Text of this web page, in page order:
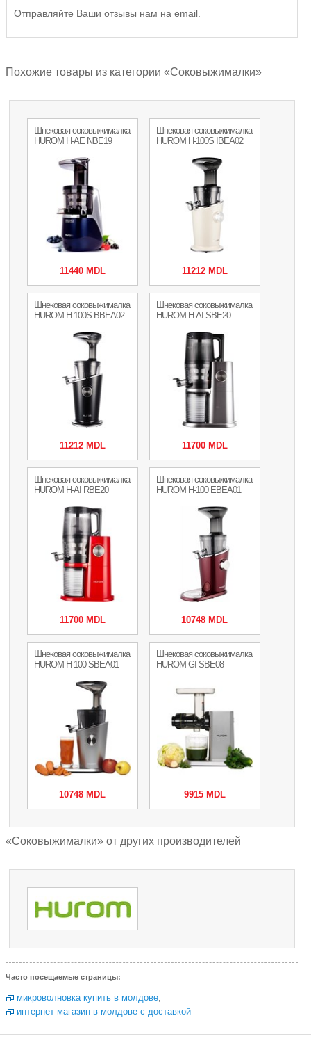
Отправляйте Ваши отзывы нам на email.
Похожие товары из категории «Соковыжималки»
Шнековая соковыжималка
HUROM H-AE NBE19
11440 MDL
Шнековая соковыжималка
HUROM H-100S IBEA02
11212 MDL
Шнековая соковыжималка
HUROM H-100S BBEA02
11212 MDL
Шнековая соковыжималка
HUROM H-AI SBE20
11700 MDL
Шнековая соковыжималка
HUROM H-AI RBE20
11700 MDL
Шнековая соковыжималка
HUROM H-100 EBEA01
10748 MDL
Шнековая соковыжималка
HUROM H-100 SBEA01
10748 MDL
Шнековая соковыжималка
HUROM GI SBE08
9915 MDL
«Соковыжималки» от других производителей
Часто посещаемые страницы:
микроволновка купить в молдове,
интернет магазин в молдове с доставкой